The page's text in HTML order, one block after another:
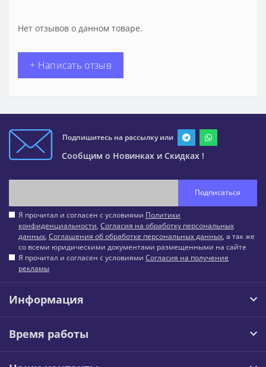
Нет отзывов о данном товаре.
+ Написать отзыв
Подпишитесь на рассылку или
Сообщим о Новинках и Скидках !
Подписаться
Я прочитал и согласен с условиями Политики
конфиденциальности, Согласия на обработку персональных
данных, Соглашения об обработке персональных данных, а так же
со всеми юридическими документами размещенными на сайте
Я прочитал и согласен с условиями Согласия на получение
рекламы
Информация
Время работы